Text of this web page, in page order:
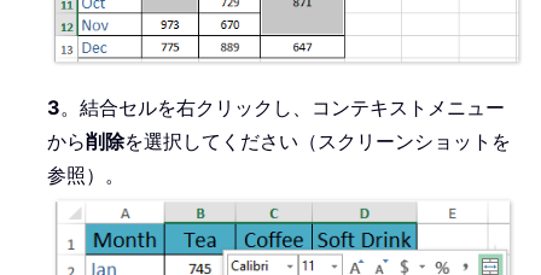
3。結合セルを右クリックし、コンテキストメニュー
から削除を選択してください（スクリーンショットを
参照）。